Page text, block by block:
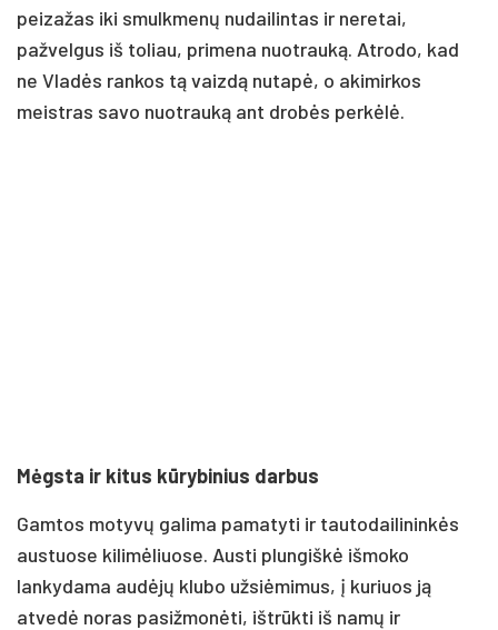
peizažas iki smulkmenų nudailintas ir neretai,
pažvelgus iš toliau, primena nuotrauką. Atrodo, kad
ne Vladės rankos tą vaizdą nutapė, o akimirkos
meistras savo nuotrauką ant drobės perkėlė.
Mėgsta ir kitus kūrybinius darbus
Gamtos motyvų galima pamatyti ir tautodailininkės
austuose kilimėliuose. Austi plungiškė išmoko
lankydama audėjų klubo užsiėmimus, į kuriuos ją
atvedė noras pasižmonėti, ištrūkti iš namų ir